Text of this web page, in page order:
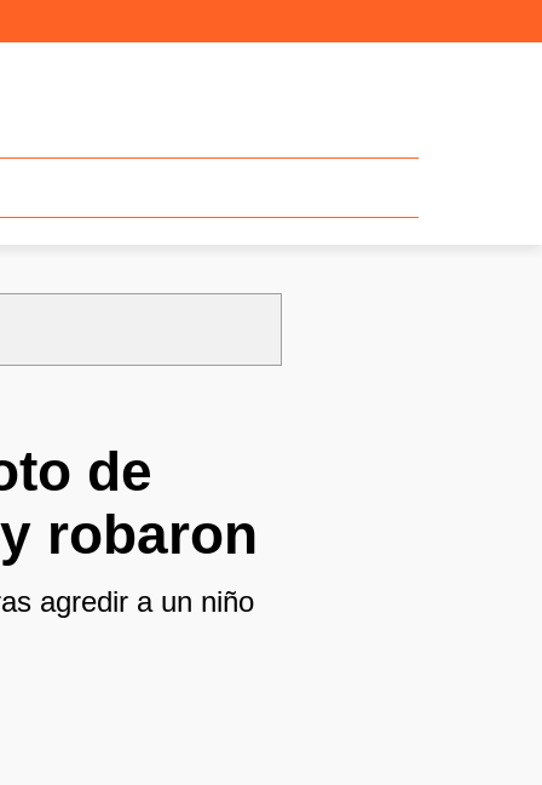
de
robaron
agredir a un niño